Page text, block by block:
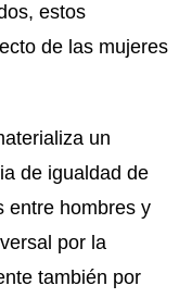
estos
de las mujeres
un
de igualdad de
entre hombres y
por la
también por